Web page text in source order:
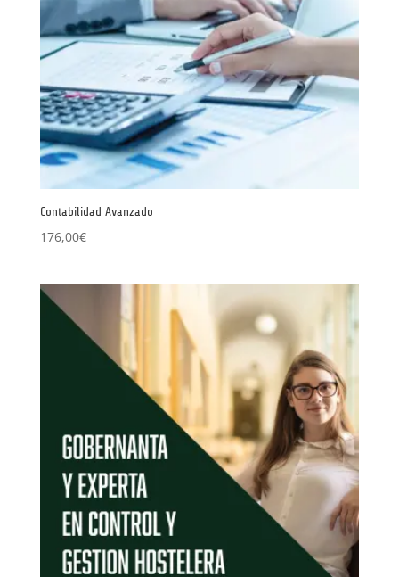
Contabilidad Avanzado
176,00€